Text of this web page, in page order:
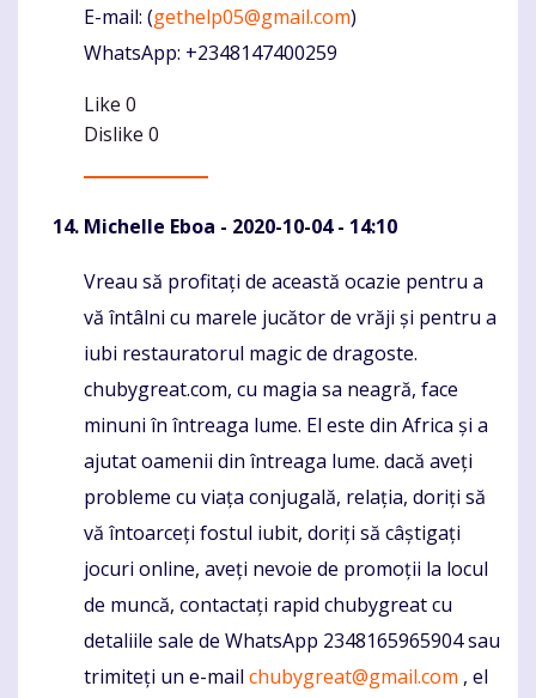
E-mail: (gethelp05@gmail.com)
WhatsApp: +2348147400259
Like 0
Dislike 0
Michelle Eboa - 2020-10-04 - 14:10
Komentaras
Vreau să profitați de această ocazie pentru a
vă întâlni cu marele jucător de vrăji și pentru a
iubi restauratorul magic de dragoste.
chubygreat.com, cu magia sa neagră, face
minuni în întreaga lume. El este din Africa și a
ajutat oamenii din întreaga lume. dacă aveți
probleme cu viața conjugală, relația, doriți să
vă întoarceți fostul iubit, doriți să câștigați
jocuri online, aveți nevoie de promoții la locul
de muncă, contactați rapid chubygreat cu
detaliile sale de WhatsApp 2348165965904 sau
trimiteți un e-mail chubygreat@gmail.com , el